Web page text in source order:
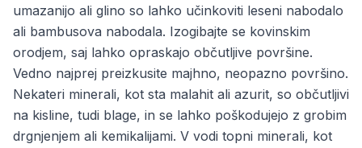
umazanijo ali glino so lahko učinkoviti leseni nabodalo
ali bambusova nabodala. Izogibajte se kovinskim
orodjem, saj lahko opraskajo občutljive površine.
Vedno najprej preizkusite majhno, neopazno površino.
Nekateri minerali, kot sta malahit ali azurit, so občutljivi
na kisline, tudi blage, in se lahko poškodujejo z grobim
drgnjenjem ali kemikalijami. V vodi topni minerali, kot